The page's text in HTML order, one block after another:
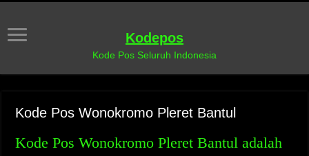
Kodepos
Kode Pos Seluruh Indonesia
Kode Pos Wonokromo Pleret Bantul
Kode Pos Wonokromo Pleret Bantul adalah